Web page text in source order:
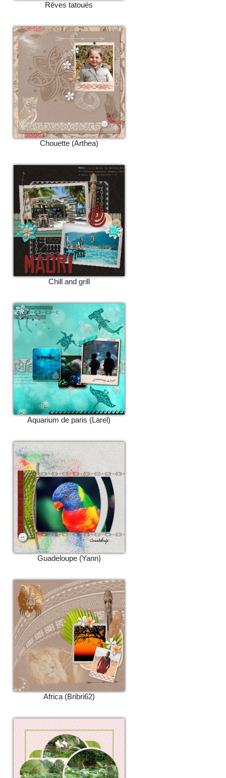
Rêves tatoués
Chouette (Arthea)
Chill and grill
Aquarium de paris (Larel)
Guadeloupe (Yann)
Africa (Bribri62)